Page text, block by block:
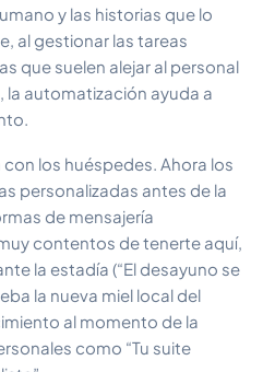
y las historias que lo
al gestionar las tareas
que suelen alejar al personal
la automatización ayuda a
los huéspedes. Ahora los
personalizadas antes de la
de mensajería
contentos de tenerte aquí,
la estadía (“El desayuno se
la nueva miel local del
al momento de la
como “Tu suite